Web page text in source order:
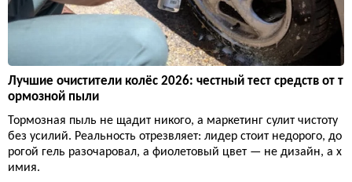
Лучшие очистители колёс 2026: честный тест средств от т
ормозной пыли
Тормозная пыль не щадит никого, а маркетинг сулит чистоту
без усилий. Реальность отрезвляет: лидер стоит недорого, до
рогой гель разочаровал, а фиолетовый цвет — не дизайн, а х
имия.